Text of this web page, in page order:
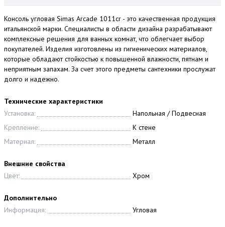
Консоль угловая Simas Arcade 1011cr - это качественная продукция
итальянской марки. Специалисты в области дизайна разрабатывают
комплексные решения для ванных комнат, что облегчает выбор
покупателей. Изделия изготовлены из гигиенических материалов,
которые обладают стойкостью к повышенной влажности, пятнам и
неприятным запахам. За счет этого предметы сантехники прослужат
долго и надежно.
Технические характеристики
Установка:
Напольная / Подвесная
Крепление:
К стене
Материал:
Металл
Внешние свойства
Цвет:
Хром
Дополнительно
Информация:
Угловая